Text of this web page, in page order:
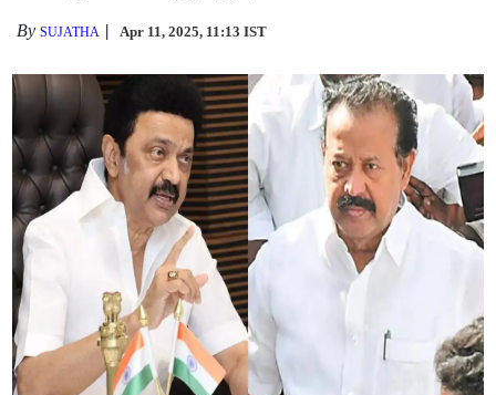
BySUJATHA Apr 11, 2025, 11:13 IST